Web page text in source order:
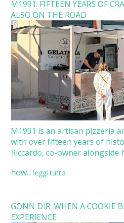
M1991: FIFTEEN YEARS OF
ALSO ON THE ROAD
M1991 is an artisan pizzeria
with over fifteen years of
Riccardo, co-owner
how... leggi tutto
GÖNN DIR: WHEN A COOKIE
EXPERIENCE